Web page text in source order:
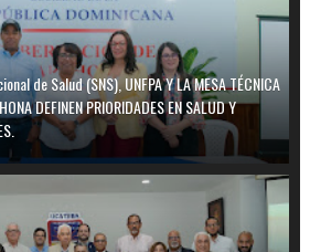
de Salud (SNS), UNFPA Y LA MESA TÉCNICA
DEFINEN PRIORIDADES EN SALUD Y